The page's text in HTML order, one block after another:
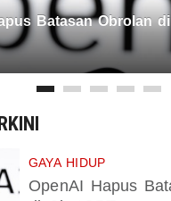
Batasan Obrolan
GAYA HIDUP
OpenAI Hapus